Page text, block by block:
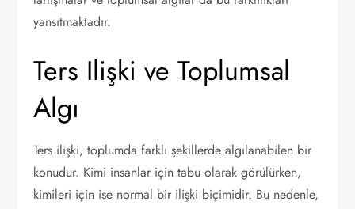
yansıtmaktadır.
Ters Ilişki ve Toplumsal
Algı
Ters ilişki, toplumda farklı şekillerde algılanabilen bir
konudur. Kimi insanlar için tabu olarak görülürken,
kimileri için ise normal bir ilişki biçimidir. Bu nedenle,